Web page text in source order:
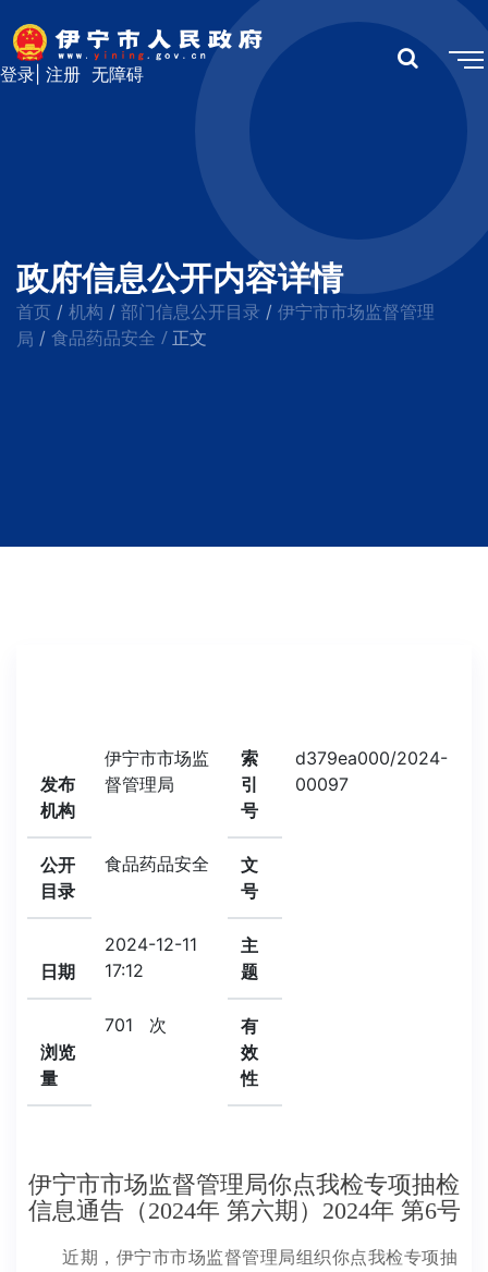
无障碍
登录 注册
政府信息公开内容详情
首页 / 机构 / 部门信息公开目录 / 伊宁市市场监督管理
局 / 食品药品安全 / 正文
发布
机构
伊宁市市场监
督管理局
索
引
号
d379ea000/2024-
00097
公开
目录
食品药品安全
文
号
日期
2024-12-11
17:12
主
题
浏览
量
701 次
有
效
性
伊宁市市场监督管理局你点我检专项抽检
信息通告（2024年 第六期）2024年 第6号
近期，伊宁市市场监督管理局组织你点我检专项抽